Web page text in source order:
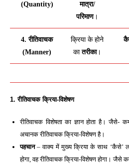
(Quantity)
मात्रा/
परिमाण।
4. रीतिवाचक
(Manner)
क्रिया के होने
कातरीका।
1. रीतिवाचक क्रिया-विशेषण
रीतिवाचक विशेषता का ज्ञान होता है।
अचानक रीतिवाचक क्रिया-विशेषण है।
पहचान – वाक्य में मुख्य क्रिया के साथ ‘कैसे’
होगा, वह रीतिवाचक क्रिया-विशेषण होगा।